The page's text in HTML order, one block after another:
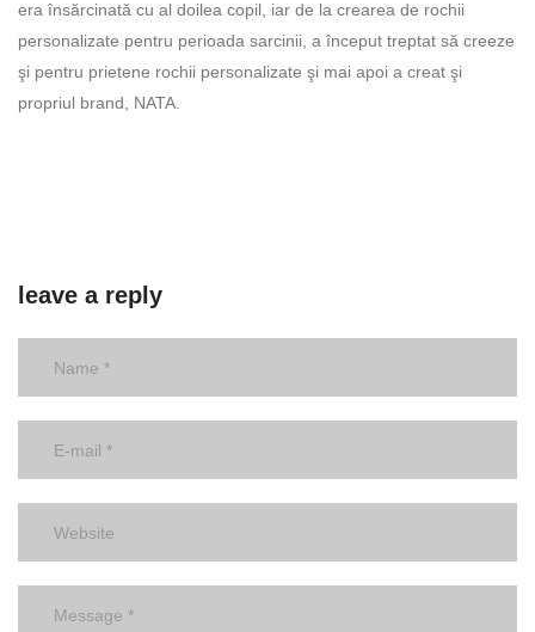
era însărcinată cu al doilea copil, iar de la crearea de rochii
personalizate pentru perioada sarcinii, a început treptat să creeze
şi pentru prietene rochii personalizate şi mai apoi a creat şi
propriul brand, NATA.
leave a reply